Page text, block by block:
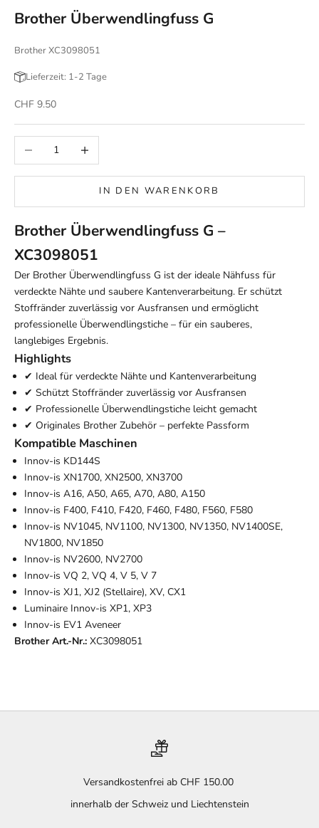
Brother Überwendlingfuss G
Brother XC3098051
Lieferzeit: 1-2 Tage
Angebot
CHF 9.50
Anzahl verringernAnzahl erhöhen
IN DEN WARENKORB
Brother Überwendlingfuss G –
XC3098051
Der Brother Überwendlingfuss G ist der ideale Nähfuss für
verdeckte Nähte und saubere Kantenverarbeitung. Er schützt
Stoffränder zuverlässig vor Ausfransen und ermöglicht
professionelle Überwendlingstiche – für ein sauberes,
langlebiges Ergebnis.
Highlights
✔ Ideal für verdeckte Nähte und Kantenverarbeitung
✔ Schützt Stoffränder zuverlässig vor Ausfransen
✔ Professionelle Überwendlingstiche leicht gemacht
✔ Originales Brother Zubehör – perfekte Passform
Kompatible Maschinen
Innov-is KD144S
Innov-is XN1700, XN2500, XN3700
Innov-is A16, A50, A65, A70, A80, A150
Innov-is F400, F410, F420, F460, F480, F560, F580
Innov-is NV1045, NV1100, NV1300, NV1350, NV1400SE,
NV1800, NV1850
Innov-is NV2600, NV2700
Innov-is VQ 2, VQ 4, V 5, V 7
Innov-is XJ1, XJ2 (Stellaire), XV, CX1
Luminaire Innov-is XP1, XP3
Innov-is EV1 Aveneer
Brother Art.-Nr.: XC3098051
Versandkostenfrei ab CHF 150.00
innerhalb der Schweiz und Liechtenstein